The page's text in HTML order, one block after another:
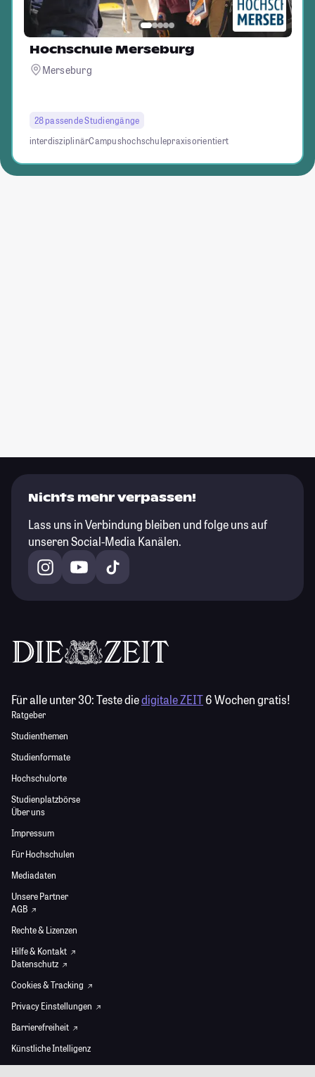
Hochschule Merseburg
Merseburg
28 passende Studiengänge
interdisziplinärCampushochschulepraxisorientiert
Nichts mehr verpassen!
Lass uns in Verbindung bleiben und folge uns auf
unseren Social-Media Kanälen.
Für alle unter 30:Teste diedigitale ZEIT6 Wochen gratis!
Ratgeber
Studienthemen
Studienformate
Hochschulorte
Studienplatzbörse
Über uns
Impressum
Für Hochschulen
Mediadaten
Unsere Partner
AGB
Rechte & Lizenzen
Hilfe & Kontakt
Datenschutz
Cookies & Tracking
Privacy Einstellungen
Barrierefreiheit
Künstliche Intelligenz